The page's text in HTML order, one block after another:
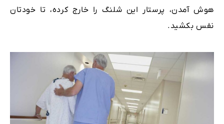
هوش آمدن، پرستار این شلنگ را خارج کرده، تا خودتان
نفس بکشید.